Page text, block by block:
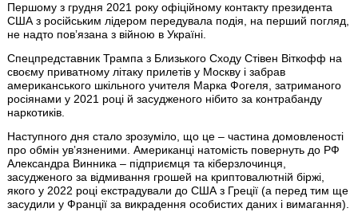
Першому з грудня 2021 року офіційному контакту президента
США з російським лідером передувала подія, на перший погляд,
не надто повʼязана з війною в Україні.
Спецпредставник Трампа з Близького Сходу Стівен Віткофф на
своєму приватному літаку прилетів у Москву і забрав
американського шкільного учителя Марка Фогеля, затриманого
росіянами у 2021 році й засудженого нібито за контрабанду
наркотиків.
Наступного дня стало зрозуміло, що це – частина домовленості
про обмін увʼязненими. Американці натомість повернуть до РФ
Александра Винника – підприємця та кіберзлочинця,
засудженого за відмивання грошей на криптовалютній біржі,
якого у 2022 році екстрадували до США з Греції (а перед тим ще
засудили у Франції за викрадення особистих даних і вимагання).